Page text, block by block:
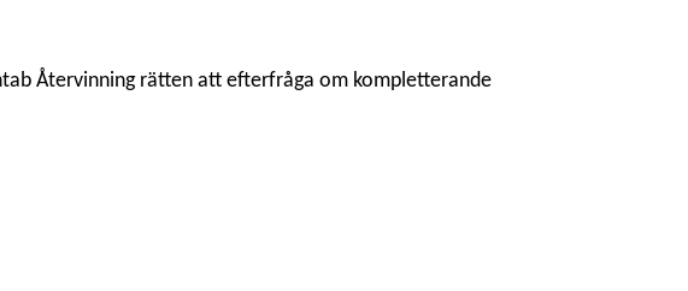
Återvinning rätten att efterfråga om kompletterande